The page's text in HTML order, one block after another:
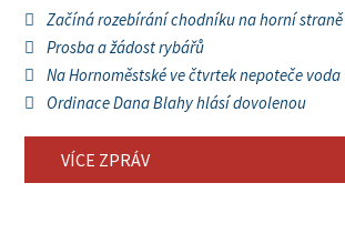
Začíná rozebírání chodníku na horní straně
Prosba a žádost rybářů
Na Hornoměstské ve čtvrtek nepoteče voda
Ordinace Dana Blahy hlásí dovolenou
VÍCE ZPRÁV